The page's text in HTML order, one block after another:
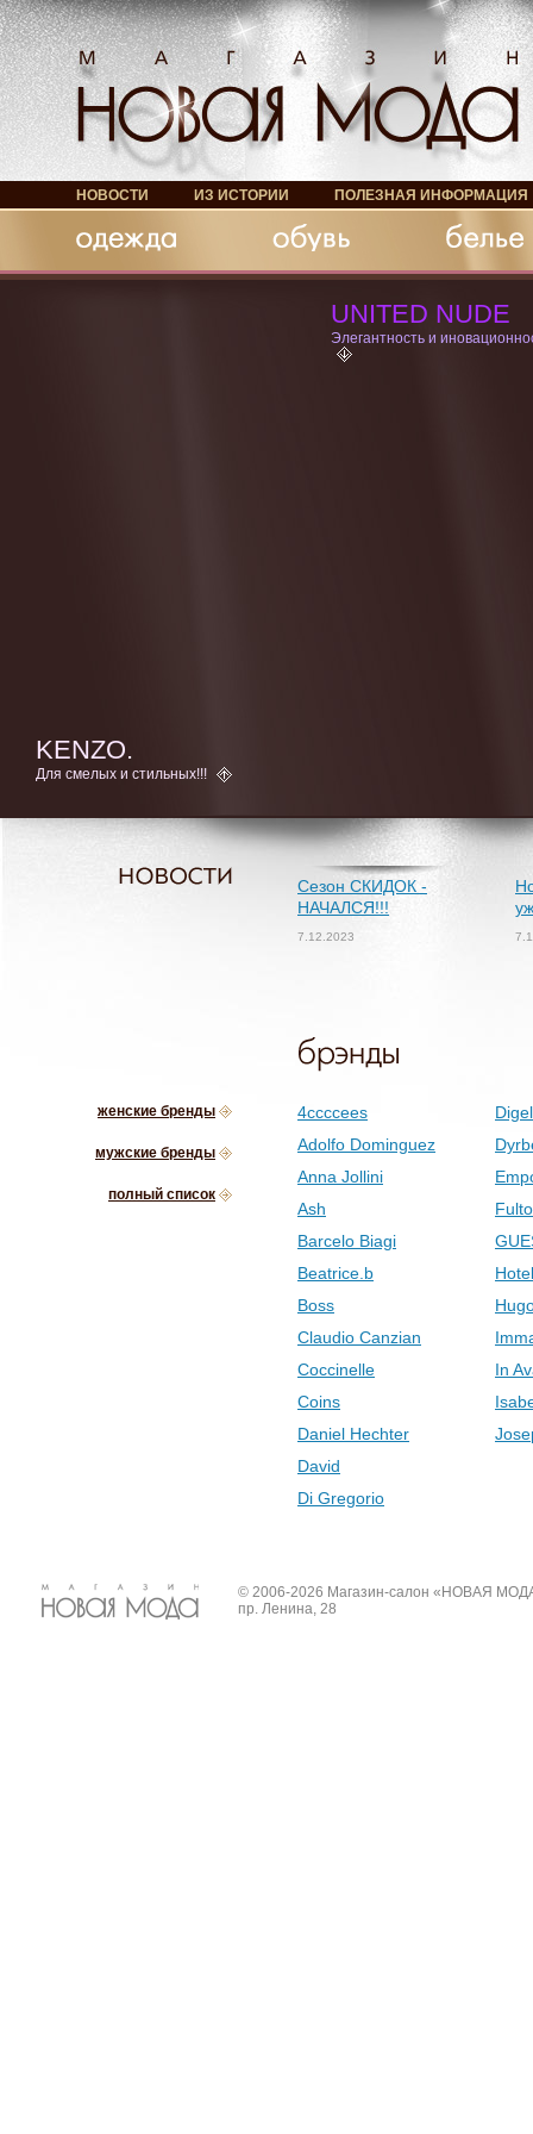
НОВОСТИ ИЗ ИСТОРИИ ПОЛЕЗНАЯ ИНФОРМАЦИЯ
Аксессуары
KENZO.
Для смелых и стильных!!!
UNITED NUDE
Элегантность и
Сезон СКИДОК -
НАЧАЛСЯ!!!
7.12.2023
женские бренды
мужские бренды
полный список
4ccccees
Adolfo Dominguez
Anna Jollini
Ash
Barcelo Biagi
Beatrice.b
Boss
Claudio Canzian
Coccinelle
Coins
Daniel Hechter
David
Di Gregorio
Digel
In
© 2006-2026 Магазин-салон «НОВАЯ
пр. Ленина, 28